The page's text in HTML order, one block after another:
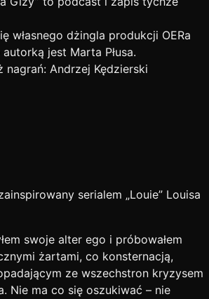
własnego dżingla produkcji OERa
jest Marta Płusa.
nagrań: Andrzej Kędzierski
serialem „Louie” Louisa
swoje alter ego i próbowałem
żartami, co konsternacją,
ze wszechstron kryzysem
Nie ma co się oszukiwać – nie